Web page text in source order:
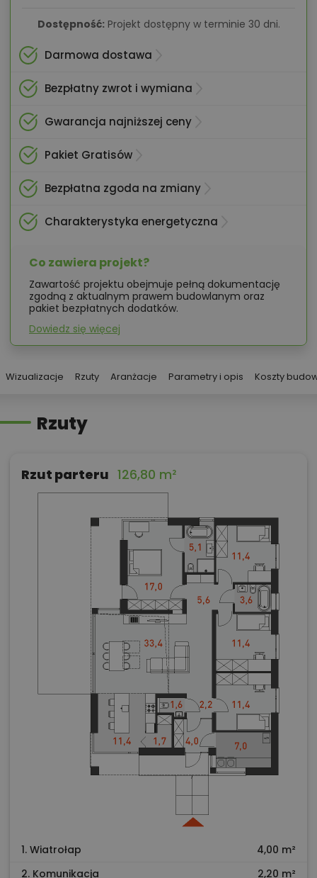
Dostępność: Projekt dostępny w terminie 30 dni.
Darmowa dostawa
Bezpłatny zwrot i wymiana
Gwarancja najniższej ceny
Pakiet Gratisów
Bezpłatna zgoda na zmiany
Charakterystyka energetyczna
Co zawiera projekt?
Zawartość projektu obejmuje pełną dokumentację
zgodną z aktualnym prawem budowlanym oraz
pakiet bezpłatnych dodatków.
Dowiedz się więcej
Wizualizacje Rzuty Aranżacje Parametry i opis Koszty
Rzuty
Rzut parteru 126,80 m²
1. Wiatrołap
4,00 m²
2. Komunikacja
2,20 m²